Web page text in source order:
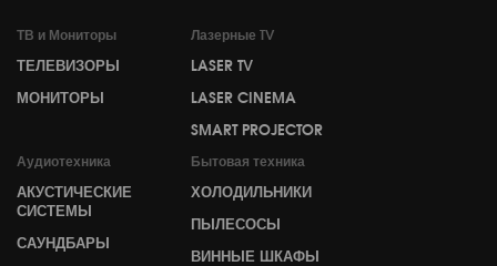
ТВ и Мониторы
ТЕЛЕВИЗОРЫ
МОНИТОРЫ
Лазерные TV
LASER TV
LASER CINEMA
SMART PROJECTOR
Аудиотехника
АКУСТИЧЕСКИЕ
СИСТЕМЫ
САУНДБАРЫ
Бытовая техника
ХОЛОДИЛЬНИКИ
ПЫЛЕСОСЫ
ВИННЫЕ ШКАФЫ